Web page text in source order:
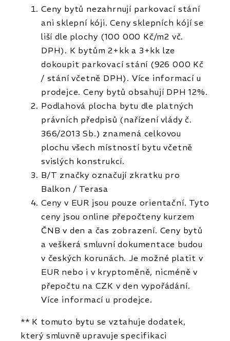
Ceny bytů nezahrnují parkovací stání
ani sklepní kóji. Ceny sklepních kójí se
liší dle plochy (100 000 Kč/m2 vč.
DPH). K bytům 2+kk a 3+kk lze
dokoupit parkovací stání (926 000 Kč
/ stání včetně DPH). Více informací u
prodejce. Ceny bytů obsahují DPH 12%.
Podlahová plocha bytu dle platných
právních předpisů (nařízení vlády č.
366/2013 Sb.) znamená celkovou
plochu všech místností bytu včetně
svislých konstrukcí.
B/T značky označují zkratku pro
Balkon / Terasa
Ceny v EUR jsou pouze orientační. Tyto
ceny jsou online přepočteny kurzem
ČNB v den a čas zobrazení. Ceny bytů
a veškerá smluvní dokumentace budou
v českých korunách. Je možné platit v
EUR nebo i v kryptoměně, nicméně v
přepočtu na CZK v den vypořádání.
Více informací u prodejce.
** K tomuto bytu se vztahuje dodatek,
který smluvně upravuje specifikaci